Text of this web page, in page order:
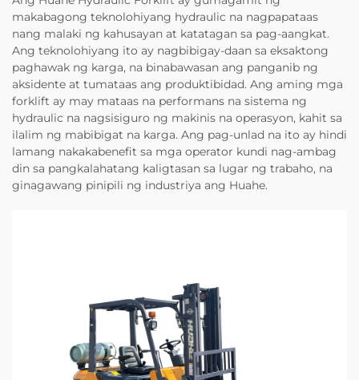
makabagong teknolohiyang hydraulic na nagpapataas
nang malaki ng kahusayan at katatagan sa pag-aangkat.
Ang teknolohiyang ito ay nagbibigay-daan sa eksaktong
paghawak ng karga, na binabawasan ang panganib ng
aksidente at tumataas ang produktibidad. Ang aming mga
forklift ay may mataas na performans na sistema ng
hydraulic na nagsisiguro ng makinis na operasyon, kahit sa
ilalim ng mabibigat na karga. Ang pag-unlad na ito ay hindi
lamang nakakabenefit sa mga operator kundi nag-ambag
din sa pangkalahatang kaligtasan sa lugar ng trabaho, na
ginagawang pinipili ng industriya ang Huahe.